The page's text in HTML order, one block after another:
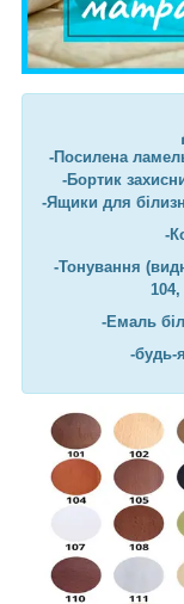
-Посилена
-Бортик
-Ящики для
-
-Тонування
-Емаль
-будь-